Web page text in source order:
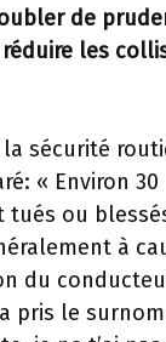
de
les
sécurité
« Environ 30
tués ou
à
du
pris le surnom